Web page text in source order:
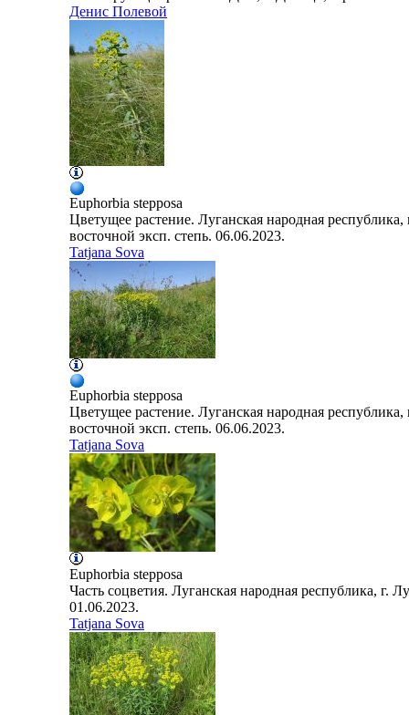
Денис Полевой
Euphorbia stepposa
Цветущее растение. Луганская народная
восточной эксп. степь. 06.06.2023.
Tatjana Sova
Euphorbia stepposa
Цветущее растение. Луганская народная
восточной эксп. степь. 06.06.2023.
Tatjana Sova
Euphorbia stepposa
Часть соцветия. Луганская народная республика, г.
01.06.2023.
Tatjana Sova